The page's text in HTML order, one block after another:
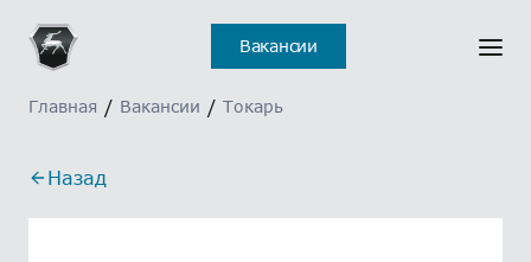
Вакансии
Главная / Вакансии / Токарь
Назад